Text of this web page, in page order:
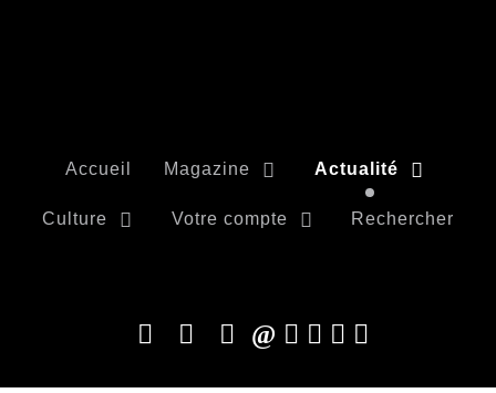
Accueil Magazine Actualité
Culture Votre compte Rechercher